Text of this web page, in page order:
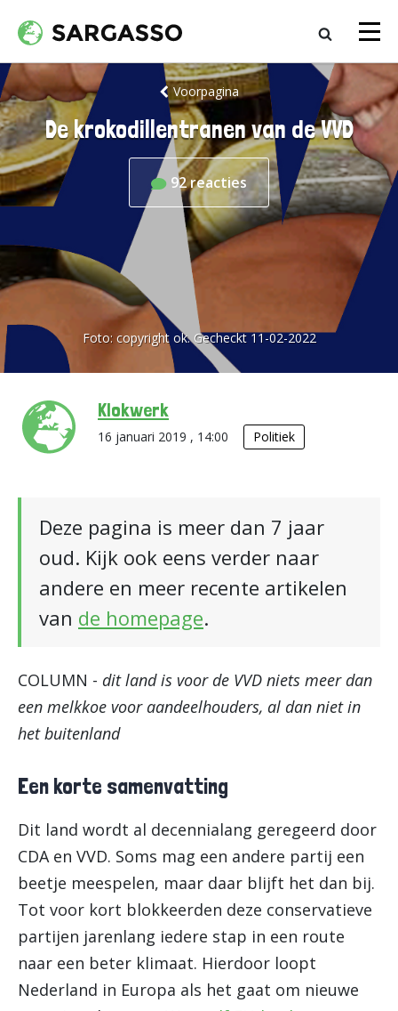
Voorpagina
De krokodillentranen van de VVD
92reacties
Foto: copyright ok. Gecheckt 11-02-2022
Klokwerk
16 januari 2019 , 14:00 Politiek
Deze pagina is meer dan 7 jaar
oud. Kijk ook eens verder naar
andere en meer recente artikelen
van de homepage.
COLUMN - dit land is voor de VVD niets meer dan
een melkkoe voor aandeelhouders, al dan niet in
het buitenland
Een korte samenvatting
Dit land wordt al decennialang geregeerd door
CDA en VVD. Soms mag een andere partij een
beetje meespelen, maar daar blijft het dan bij.
Tot voor kort blokkeerden deze conservatieve
partijen jarenlang iedere stap in een route
naar een beter klimaat. Hierdoor loopt
Nederland in Europa als het gaat om nieuwe